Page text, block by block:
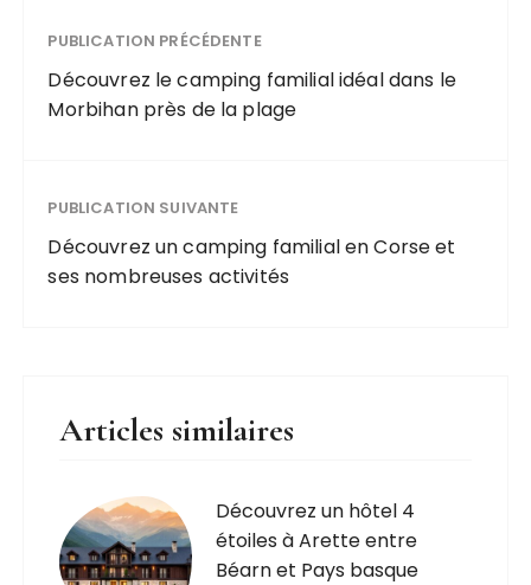
PUBLICATION PRÉCÉDENTE
Découvrez le camping familial idéal dans le
Morbihan près de la plage
PUBLICATION SUIVANTE
Découvrez un camping familial en Corse et
ses nombreuses activités
Articles similaires
Découvrez un hôtel 4
étoiles à Arette entre
Béarn et Pays basque